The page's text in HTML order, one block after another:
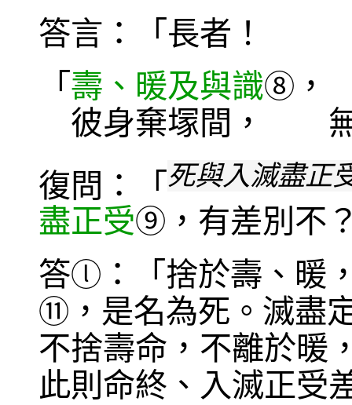
答言：「長者！
「 壽、暖及與識⑧
彼身棄塜間， 無
復問：「 死與入滅盡正
盡正受⑨ ，有差別不
答ⓛ ：「捨於壽、暖
⑪ ，是名為死。滅盡
不捨壽命，不離於暖
此則命終、入滅正受